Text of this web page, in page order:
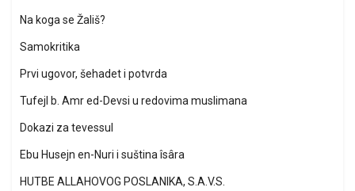
Na koga se Žališ?
Samokritika
Prvi ugovor, šehadet i potvrda
Tufejl b. Amr ed-Devsi u redovima muslimana
Dokazi za tevessul
Ebu Husejn en-Nuri i suština îsâra
HUTBE ALLAHOVOG POSLANIKA, S.A.V.S.